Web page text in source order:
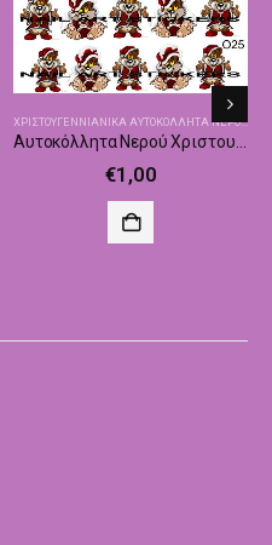
ΑΥΤΟΚΌΛΛΗΤΑ -
ΧΡΙΣΤΟΥΓΕΝΝΙΑΝΙΚΑ ΑΥΤΟΚΌΛΛΗΤΑ ΝΕΡΟΎ,
€1,00